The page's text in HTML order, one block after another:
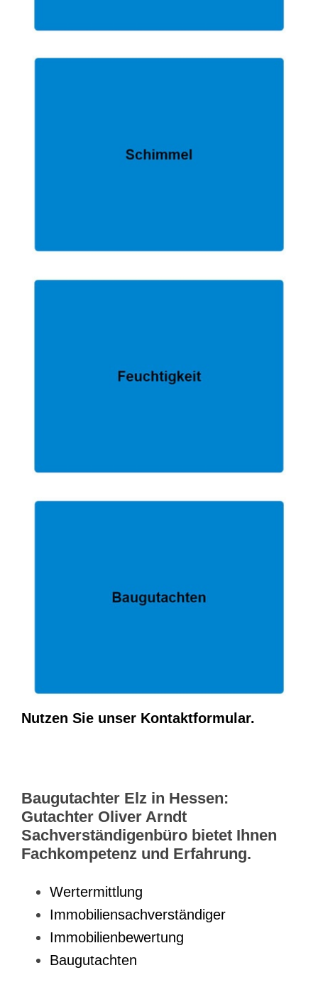
Nutzen Sie unser Kontaktformular.
Baugutachter Elz in Hessen:
Gutachter Oliver Arndt
Sachverständigenbüro bietet Ihnen
Fachkompetenz und Erfahrung.
Wertermittlung
Immobiliensachverständiger
Immobilienbewertung
Baugutachten